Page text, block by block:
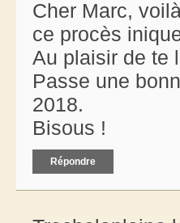
Cher Marc,
ce procès
Au plaisir de te
Passe une
2018.
Bisous !
Répondre